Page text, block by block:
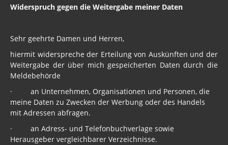
Widerspruch gegen die Weitergabe meiner Daten
Sehr geehrte Damen und Herren,
hiermit widerspreche der Erteilung von Auskünften und der
Weitergabe der über mich gespeicherten Daten durch die
Meldebehörde
· an Unternehmen, Organisationen und Personen, die
meine Daten zu Zwecken der Werbung oder des Handels
mit Adressen abfragen.
· an Adress- und Telefonbuchverlage sowie
Herausgeber vergleichbarer Verzeichnisse.